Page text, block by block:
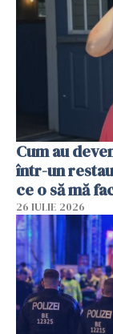
Cum au
într-un
ce o să mă
26 IULIE 2026